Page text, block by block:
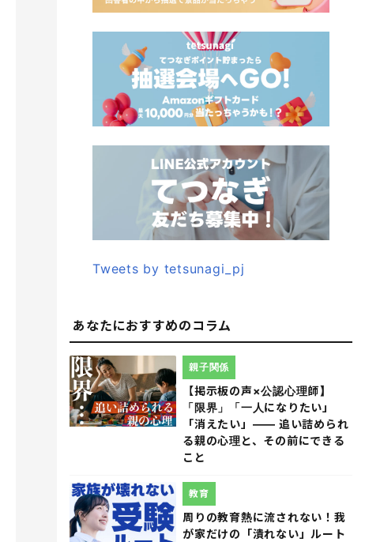
Tweets by tetsunagi_pj
あなたにおすすめのコラム
【掲示板の声×公認心理師】
「限界」「一人になりたい」
「消えたい」―― 追い詰められ
る親の心理と、その前にできる
こと
親子関係
周りの教育熱に流されない！我
が家だけの「潰れない」ルート
教育